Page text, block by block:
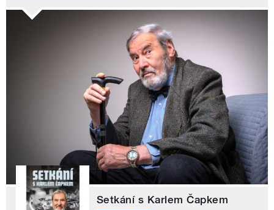
Setkání s Karlem Čapkem